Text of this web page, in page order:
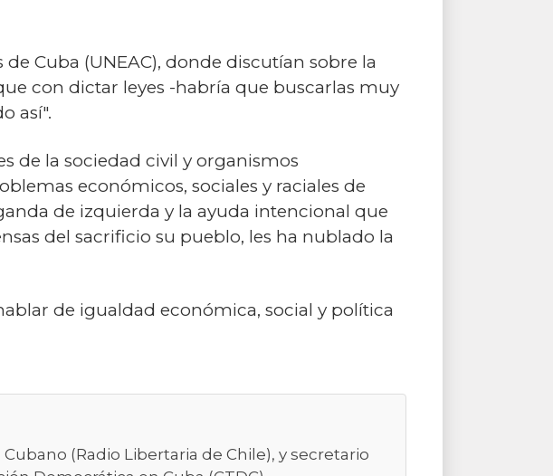
Cuba (UNEAC), donde discutían sobre la
con dictar leyes -habría que buscarlas muy
así".
de la sociedad civil y organismos
económicos, sociales y raciales de
de izquierda y la ayuda intencional que
del sacrificio su pueblo, les ha nublado la
de igualdad económica, social y política
(Radio Libertaria de Chile), y secretario